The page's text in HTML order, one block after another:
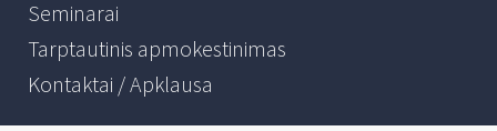
Seminarai
Tarptautinis apmokestinimas
Kontaktai / Apklausa